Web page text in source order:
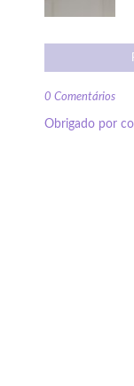
0 Comentários
Obrigado por